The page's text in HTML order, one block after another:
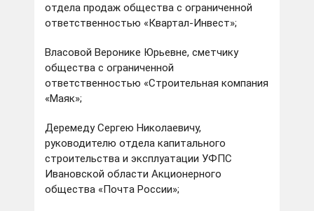
отдела продаж общества с ограниченной
ответственностью «Квартал-Инвест»;
Власовой Веронике Юрьевне, сметчику
общества с ограниченной
ответственностью «Строительная компания
«Маяк»;
Деремеду Сергею Николаевичу,
руководителю отдела капитального
строительства и эксплуатации УФПС
Ивановской области Акционерного
общества «Почта России»;